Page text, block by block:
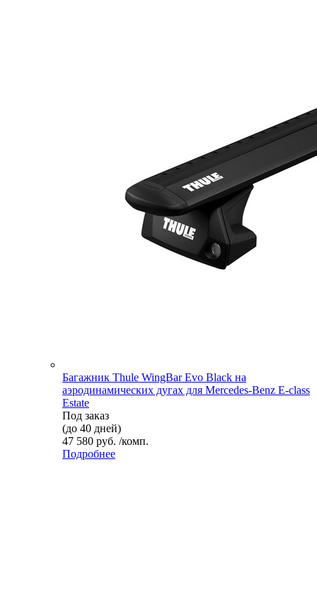
Багажник Thule WingBar Evo Black на
аэродинамических дугах для Mercedes-Benz E-class
Estate
Под заказ
(до 40 дней)
47 580 руб. /комп.
Подробнее